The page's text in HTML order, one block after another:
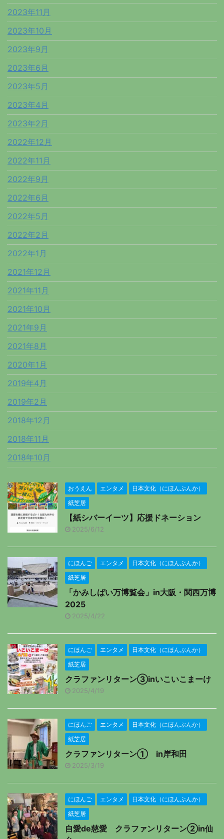
2023年11月
2023年10月
2023年9月
2023年6月
2023年5月
2023年4月
2023年2月
2022年12月
2022年11月
2022年9月
2022年6月
2022年5月
2022年2月
2022年1月
2021年12月
2021年11月
2021年10月
2021年9月
2021年8月
2020年1月
2019年4月
2019年2月
2018年12月
2018年11月
2018年10月
おうえん エンタメ
日本文化（にほんぶんか）
紙芝居
【紙シバーイーツ】応援ドネーション
2025/6/12
にほんご エンタメ
日本文化（にほんぶんか）
紙芝居
「かみしばい万博覧会」in大阪・関西万博
2025
2025/4/22
にほんご エンタメ
日本文化（にほんぶんか）
紙芝居
クラファンリターン③inいこいこまーけ
2025/4/19
にほんご エンタメ
日本文化（にほんぶんか）
紙芝居
クラファンリターン① in岸和田
2025/3/19
にほんご エンタメ
日本文化（にほんぶんか）
紙芝居
自愛de慈愛 クラファンリターン②in仙